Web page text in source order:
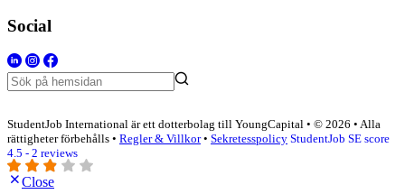
Social
StudentJob International är ett dotterbolag till YoungCapital • © 2026 • Alla
rättigheter förbehålls • Regler & Villkor• Sekretesspolicy StudentJob SE score
4.5 - 2 reviews
Close